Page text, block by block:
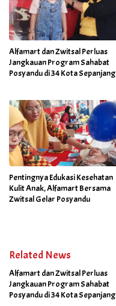
Alfamart dan Zwitsal Perluas
Jangkauan Program Sahabat
Posyandu di 34 Kota Sepanjang
Pentingnya Edukasi Kesehatan
Kulit Anak, Alfamart Bersama
Zwitsal Gelar Posyandu
Related News
Alfamart dan Zwitsal Perluas
Jangkauan Program Sahabat
Posyandu di 34 Kota Sepanjang